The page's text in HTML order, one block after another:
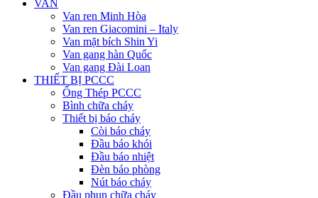
VAN
Van ren Minh Hòa
Van ren Giacomini – Italy
Van mặt bích Shin Yi
Van gang hàn Quốc
Van gang Đài Loan
THIẾT BỊ PCCC
Ống Thép PCCC
Bình chữa cháy
Thiết bị báo cháy
Còi báo cháy
Đầu báo khói
Đầu báo nhiệt
Đèn báo phòng
Nút báo cháy
Đầu phun chữa cháy